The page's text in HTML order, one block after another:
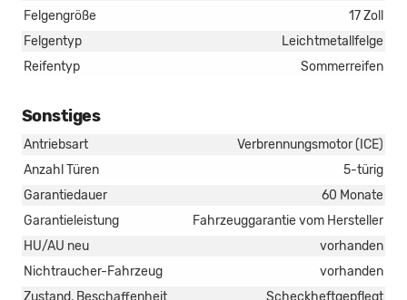
Felgengröße
17 Zoll
Felgentyp
Leichtmetallfelge
Reifentyp
Sommerreifen
Sonstiges
Antriebsart
Verbrennungsmotor (ICE)
Anzahl Türen
5-türig
Garantiedauer
60 Monate
Garantieleistung
Fahrzeuggarantie vom Hersteller
HU/AU neu
vorhanden
Nichtraucher-Fahrzeug
vorhanden
Zustand, Beschaffenheit
Scheckheftgepflegt